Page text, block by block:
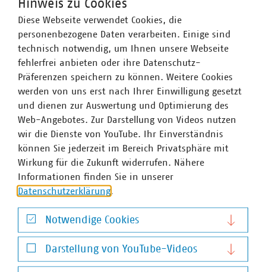
Entsorgung Dortmung GmbH
Ansprechpartner
Hinweis zu Cookies
Diese Webseite verwendet Cookies, die
personenbezogene Daten verarbeiten. Einige sind
technisch notwendig, um Ihnen unsere Webseite
fehlerfrei anbieten oder ihre Datenschutz-
Präferenzen speichern zu können. Weitere Cookies
werden von uns erst nach Ihrer Einwilligung gesetzt
und dienen zur Auswertung und Optimierung des
Web-Angebotes. Zur Darstellung von Videos nutzen
wir die Dienste von YouTube. Ihr Einverständnis
können Sie jederzeit im Bereich Privatsphäre mit
Wirkung für die Zukunft widerrufen. Nähere
Informationen finden Sie in unserer
Datenschutzerklärung
Notwendige Cookies
Notwendige Cookies
Darstellung von YouTube-Videos
Darstellung von YouTube-Videos